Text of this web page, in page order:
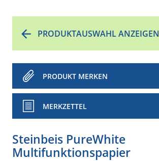
PRODUKTAUSWAHL ANZEIGEN
PRODUKT MERKEN
MERKZETTEL
Steinbeis PureWhite
Multifunktionspapier